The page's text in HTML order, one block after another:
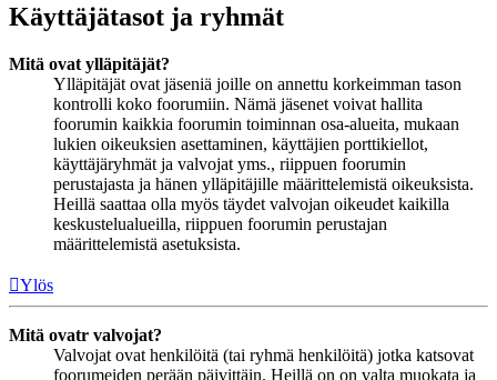
Käyttäjätasot ja ryhmät
Mitä ovat ylläpitäjät?
Ylläpitäjät ovat jäseniä joille on annettu korkeimman tason
kontrolli koko foorumiin. Nämä jäsenet voivat hallita
foorumin kaikkia foorumin toiminnan osa-alueita, mukaan
lukien oikeuksien asettaminen, käyttäjien porttikiellot,
käyttäjäryhmät ja valvojat yms., riippuen foorumin
perustajasta ja hänen ylläpitäjille määrittelemistä oikeuksista.
Heillä saattaa olla myös täydet valvojan oikeudet kaikilla
keskustelualueilla, riippuen foorumin perustajan
määrittelemistä asetuksista.
Ylös
Mitä ovatr valvojat?
Valvojat ovat henkilöitä (tai ryhmä henkilöitä) jotka katsovat
foorumeiden perään päivittäin. Heillä on on valta muokata ja